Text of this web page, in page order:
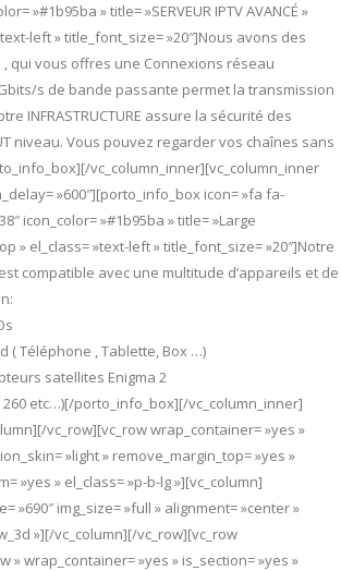
»#1b95ba » title= »SERVEUR IPTV AVANCÉ »
left » title_font_size= »20″]Nous avons des
, qui vous offres une Connexions réseau
s de bande passante permet la transmission
INFRASTRUCTURE assure la sécurité des
niveau. Vous pouvez regarder vos chaînes sans
vc_column_inner][vc_column_inner
»600″][porto_info_box icon= »fa fa-
icon_color= »#1b95ba » title= »Large
» el_class= »text-left » title_font_size= »20″]Notre
compatible avec une multitude d’appareils et de
( Téléphone , Tablette, Box …)
satellites Enigma 2
260 etc…)[/porto_info_box][/vc_column_inner]
vc_row][vc_row wrap_container= »yes »
»light » remove_margin_top= »yes »
»yes » el_class= »p-b-lg »][vc_column]
»690″ img_size= »full » alignment= »center »
»][/vc_column][/vc_row][vc_row
» wrap_container= »yes » is_section= »yes »